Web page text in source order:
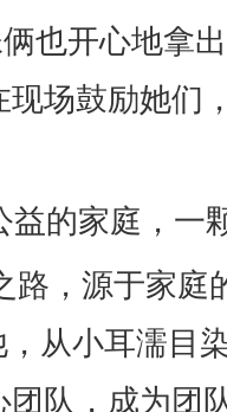
也开心地拿
现场鼓励她们
益的家庭，一
路，源于家庭
，从小耳濡目
队，成为团